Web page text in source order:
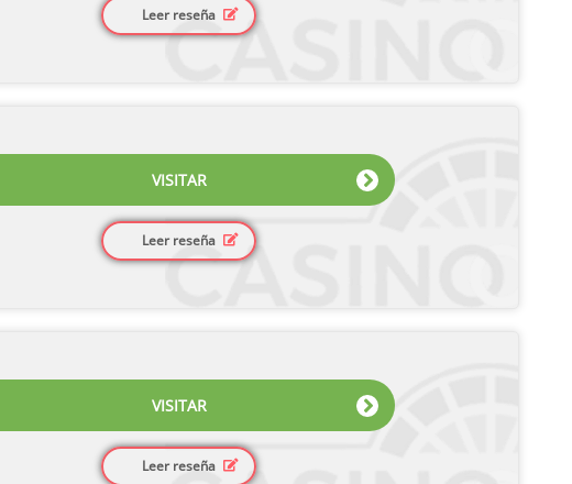
Leer reseña
VISITAR
Leer reseña
VISITAR
Leer reseña